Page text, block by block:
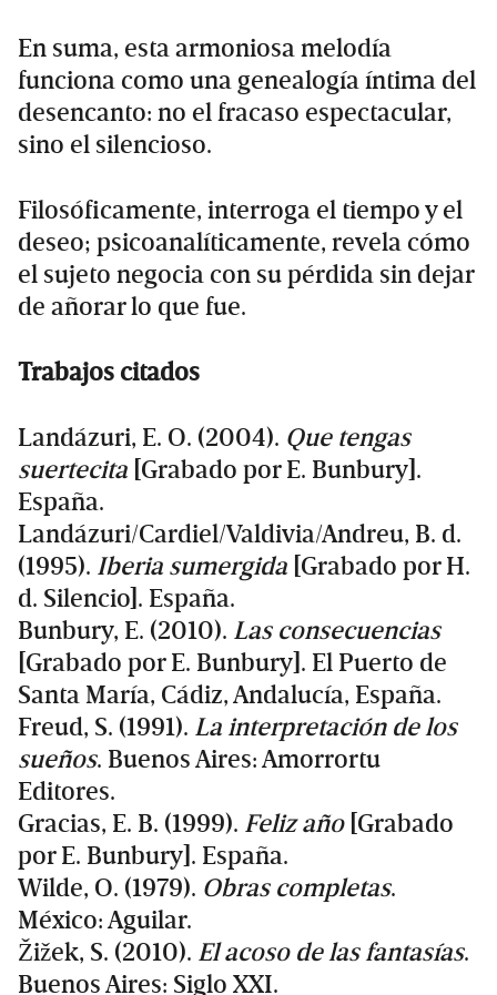
En suma, esta armoniosa melodía
funciona como una genealogía íntima del
desencanto: no el fracaso espectacular,
sino el silencioso.
Filosóficamente, interroga el tiempo y el
deseo; psicoanalíticamente, revela cómo
el sujeto negocia con su pérdida sin dejar
de añorar lo que fue.
Trabajos citados
Landázuri, E. O. (2004). Que tengas
suertecita [Grabado por E. Bunbury].
España.
Landázuri/Cardiel/Valdivia/Andreu, B. d.
(1995). Iberia sumergida [Grabado por H.
d. Silencio]. España.
Bunbury, E. (2010). Las consecuencias
[Grabado por E. Bunbury]. El Puerto de
Santa María, Cádiz, Andalucía, España.
Freud, S. (1991). La interpretación de los
sueños. Buenos Aires: Amorrortu
Editores.
Gracias, E. B. (1999). Feliz año[Grabado
por E. Bunbury]. España.
Wilde, O. (1979). Obras completas.
México: Aguilar.
Žižek, S. (2010). El acoso de las fantasías.
Buenos Aires: Siglo XXI.